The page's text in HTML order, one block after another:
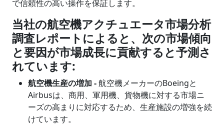
で信頼性の高い操作を保証します。
当社の航空機アクチュエータ市場分析
調査レポートによると、次の市場傾向
と要因が市場成長に貢献すると予測さ
れています:
航空機生産の増加 -航空機メーカーのBoeingと
Airbusは、商用、軍用機、貨物機に対する市場ニ
ーズの高まりに対応するため、生産施設の増強を続
けています。